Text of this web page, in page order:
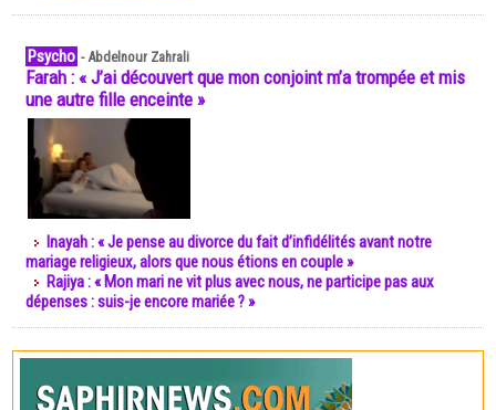
Psycho -Abdelnour Zahrali
Farah : « J’ai découvert que mon conjoint m’a trompée et mis
une autre fille enceinte »
Inayah : « Je pense au divorce du fait d’infidélités avant notre
mariage religieux, alors que nous étions en couple »
Rajiya : « Mon mari ne vit plus avec nous, ne participe pas aux
dépenses : suis-je encore mariée ? »